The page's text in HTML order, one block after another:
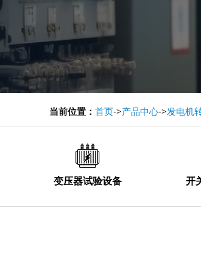
当前位置： 首页->产品中心->发电机

变压器试验设备 开